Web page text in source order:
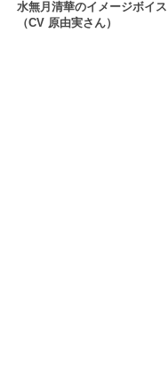
水無月清華のイメージボイス
（CV 原由実さん）